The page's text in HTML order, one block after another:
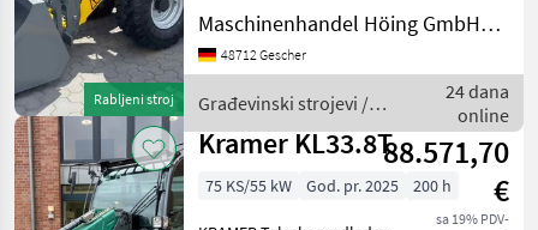
Rabljeni stroj
Hersteller Kramer Typ 5065
Maschinenart Radlader
Baujahr/Erstzulassung 2019
35/48 Geschwind
Maschinenhandel Höing GmbH&Co.KG
48712 Gescher
Građevinski strojevi /
Kramer
24 dana
online
Kramer KL33.8T88.571,70
€
sa 19% PDV-
75 KS/55 kW God. pr. 2025 200 h